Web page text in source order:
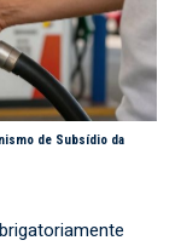
de Subsídio da